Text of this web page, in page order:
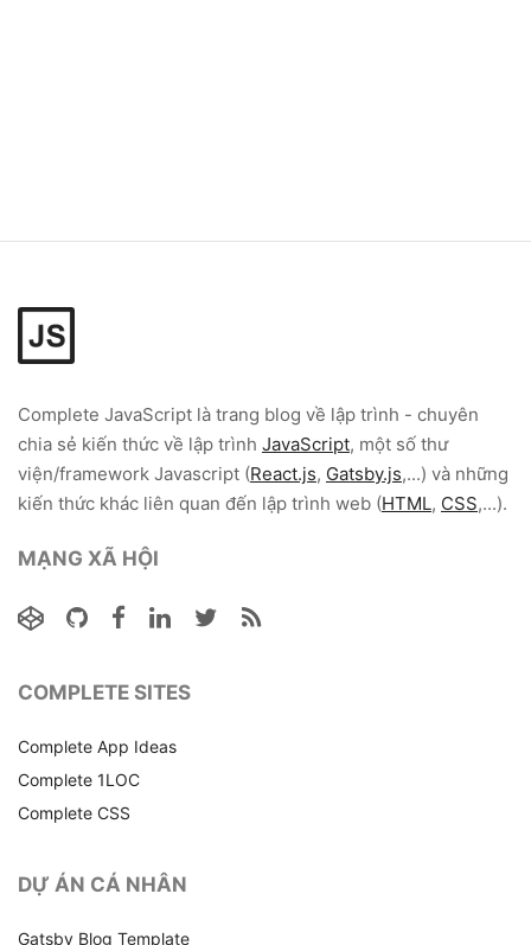
Complete JavaScript là trang blog về lập trình - chuyên
chia sẻ kiến thức về lập trình JavaScript, một số thư
viện/framework Javascript (React.js, Gatsby.js,...) và những
kiến thức khác liên quan đến lập trình web (HTML, CSS,...).
MẠNG XÃ HỘI
COMPLETE SITES
Complete App Ideas
Complete 1LOC
Complete CSS
DỰ ÁN CÁ NHÂN
Gatsby Blog Template